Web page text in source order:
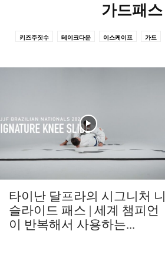
가드패스
키즈주짓수 테이크다운 이스케이프 가드
타이난 달프라의 시그니처 니
슬라이드 패스 | 세계 챔피언
이 반복해서 사용하는...